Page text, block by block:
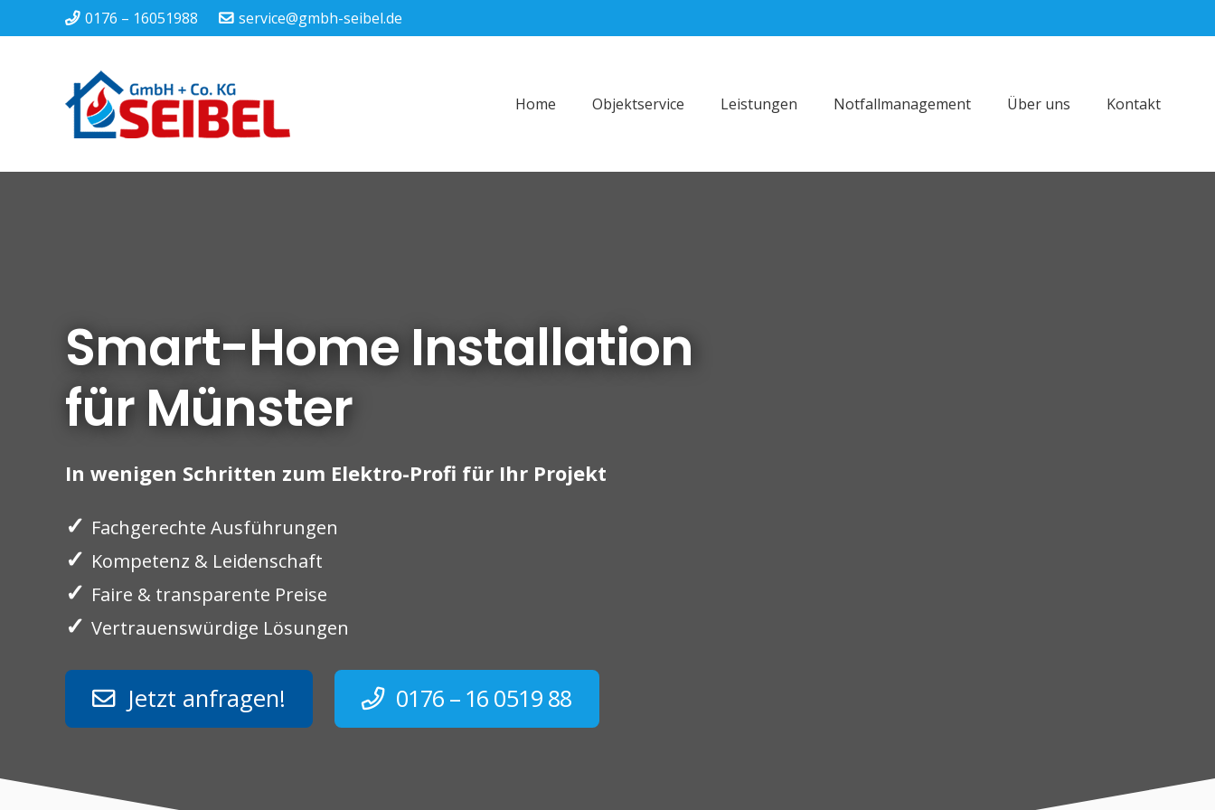
0176 – 16051988 service@gmbh-seibel.de
Home Objektservice Leistungen Notfallmanagement Über uns Kontakt
Smart-Home Installation
für Münster
In wenigen Schritten zum Elektro-Profi für Ihr Projekt
✓ Fachgerechte Ausführungen
✓ Kompetenz & Leidenschaft
✓ Faire & transparente Preise
✓ Vertrauenswürdige Lösungen
Jetzt anfragen! 0176 – 16 0519 88